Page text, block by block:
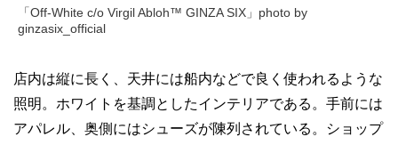
「Off-White c/o Virgil Abloh™ GINZA SIX」photo by
ginzasix_official
店内は縦に長く、天井には船内などで良く使われるような
照明。ホワイトを基調としたインテリアである。手前には
アパレル、奥側にはシューズが陳列されている。ショップ